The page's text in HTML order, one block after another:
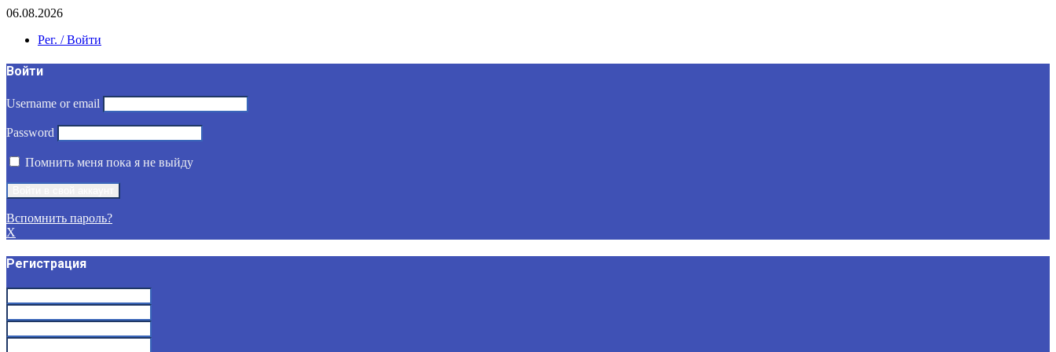
06.08.2026
Рег. / Войти
Войти
Username or email
Password
Помнить меня пока я не выйду
Вспомнить пароль?
X
Регистрация